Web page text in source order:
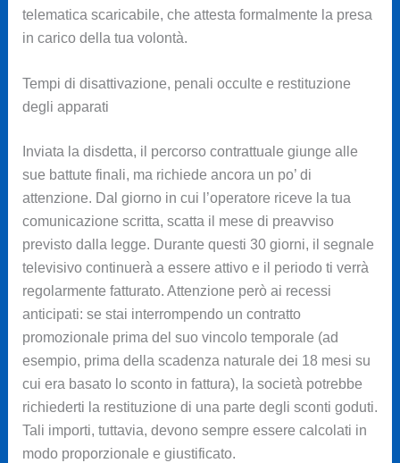
telematica scaricabile, che attesta formalmente la presa
in carico della tua volontà.
Tempi di disattivazione, penali occulte e restituzione
degli apparati
Inviata la disdetta, il percorso contrattuale giunge alle
sue battute finali, ma richiede ancora un po’ di
attenzione. Dal giorno in cui l’operatore riceve la tua
comunicazione scritta, scatta il mese di preavviso
previsto dalla legge. Durante questi 30 giorni, il segnale
televisivo continuerà a essere attivo e il periodo ti verrà
regolarmente fatturato. Attenzione però ai recessi
anticipati: se stai interrompendo un contratto
promozionale prima del suo vincolo temporale (ad
esempio, prima della scadenza naturale dei 18 mesi su
cui era basato lo sconto in fattura), la società potrebbe
richiederti la restituzione di una parte degli sconti goduti.
Tali importi, tuttavia, devono sempre essere calcolati in
modo proporzionale e giustificato.